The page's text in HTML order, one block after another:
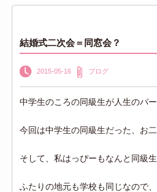
結婚式二次会＝同窓会？
2015-05-16 ブログ
中学生のころの同級生が人生のパー
今回は中学生の同級生だった、お
そして、私はっぴーもなんと同級生
ふたりの地元も学校も同じなので